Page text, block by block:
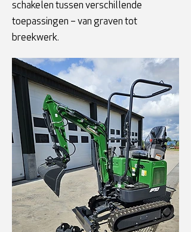
schakelen tussen verschillende
toepassingen – van graven tot
breekwerk.